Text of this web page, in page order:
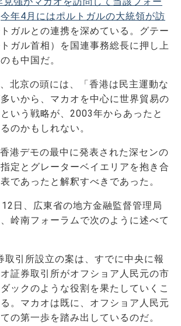
今年4月にはポルトガルの大統領が訪
ガルとの連携を深めている。グテー
ガル首相）を国連事務総長に押し上
も中国だ。
北京の頭には、「香港は民主運動な
いから、マカオを中心に世界貿易の
いう戦略が、2003年からあったと
のかもしれない。
港デモの最中に発表された深センの
定とグレーターベイエリアを抱き合
であったと解釈すべきであった。
日、広東省の地方金融監督管理局
岭南フォーラムで次のように述べて
引所設立の案は、すでに中央に報
証券取引所がオフショア人民元の市
ックのような役割を果たしていくこ
。マカオは既に、オフショア人民元
の第一歩を踏み出しているのだ。